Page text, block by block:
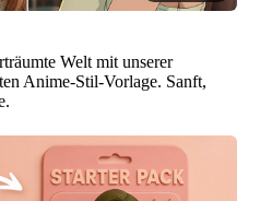
Welt mit unserer
Anime-Stil-Vorlage. Sanft,